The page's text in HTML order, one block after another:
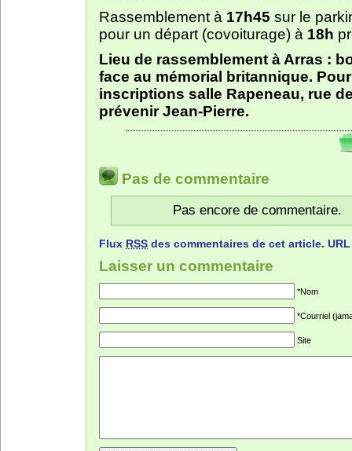
Rassemblement à 17h45 sur le
pour un départ (covoiturage) à 18h
Lieu de rassemblement à Arras :
face au mémorial britannique.
inscriptions salle Rapeneau, rue
prévenir Jean-Pierre.
Pas de commentaire
Pas encore de commentaire.
Flux RSS des commentaires de cet article.
Laisser un commentaire
*Nom
*Courriel
Site